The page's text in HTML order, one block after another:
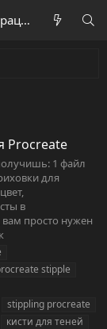
Регистрация
Procreate
1 файл
для
в
просто нужен
stipple
stippling procreate
кисти для теней